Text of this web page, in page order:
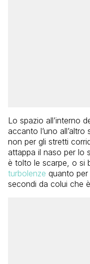
Lo spazio all’interno
accanto l’uno
non per gli stretti
attappa il naso per lo
è tolto le scarpe, o si
turbolenze quanto
secondi da colui che